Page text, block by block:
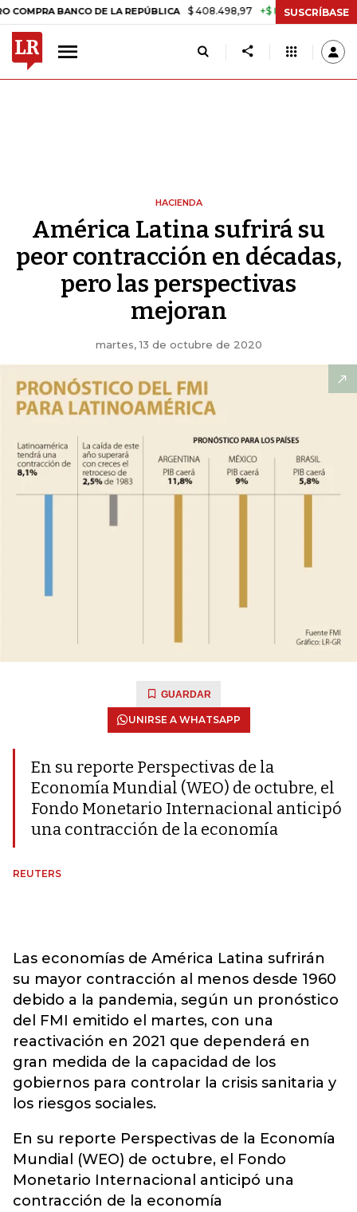
BANCO DE LA REPÚBLICA $ 408.498,97 +$ 8.753,81 +2,19%
SUSCRÍBASE
HACIENDA
América Latina sufrirá su
peor contracción en décadas,
pero las perspectivas
mejoran
martes, 13 de octubre de 2020
GUARDAR
UNIRSE A WHATSAPP
En su reporte Perspectivas de la
Economía Mundial (WEO) de octubre, el
Fondo Monetario Internacional anticipó
una contracción de la economía
REUTERS
Las economías de América Latina sufrirán
su mayor contracción al menos desde 1960
debido a la pandemia, según un pronóstico
del FMI emitido el martes, con una
reactivación en 2021 que dependerá en
gran medida de la capacidad de los
gobiernos para controlar la crisis sanitaria y
los riesgos sociales.
En su reporte Perspectivas de la Economía
Mundial (WEO) de octubre, el Fondo
Monetario Internacional anticipó una
contracción de la economía